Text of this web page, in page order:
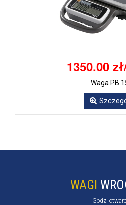
1350.00
Waga PB
WAGI
Godz.